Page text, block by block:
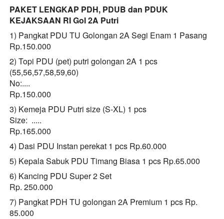
PAKET LENGKAP PDH, PDUB dan PDUK
KEJAKSAAN RIGol 2A Putri
1) Pangkat PDU TU Golongan 2A Segi Enam 1 Pasang
Rp.150.000
2) Topi PDU (pet) putri golongan 2A 1 pcs
(55,56,57,58,59,60)
No:....
Rp.150.000
3) Kemeja PDU Putri size (S-XL) 1 pcs
Size:  .....
Rp.165.000
4) Dasi PDU Instan perekat 1 pcs Rp.60.000
5) Kepala Sabuk PDU Timang Biasa 1 pcs Rp.65.000
6) Kancing PDU Super 2 Set
Rp. 250.000
7) Pangkat PDH TU golongan 2A Premium 1 pcs Rp.
85.000